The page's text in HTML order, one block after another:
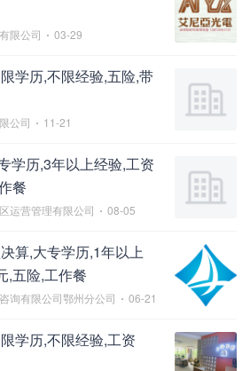
限公司 03-29
学历,不限经验,五险,带
公司 11-21
学历,3年以上经验,工资
餐
运营管理有限公司 08-05
算,大专学历,1年以上
,五险,工作餐
询有限公司鄂州分公司 06-21
学历,不限经验,工资